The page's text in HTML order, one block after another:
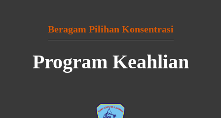
Beragam Pilihan Konsentrasi
Program Keahlian